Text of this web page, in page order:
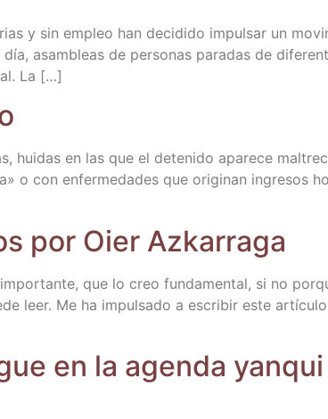
y sin empleo han deci­di­do impul­sar un
asam­bleas de per­so­nas para­das de
La […]
hui­das en las que el dete­ni­do apa­re­ce
o con enfer­me­da­des que ori­gi­nan ingre­sos
por Oier Azkarraga
que lo creo fun­da­men­tal, si no
leer. Me ha impul­sa­do a escri­bir este
en la agen­da